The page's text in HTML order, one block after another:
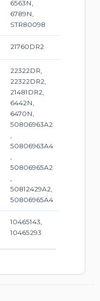
6563N,
6789N,
STR80098
21760DR2
22322DR,
22322DR2,
21481DR2,
6442N,
6470N,
50806963A2
,
50806963A4
,
50806965A2
,
50812429A2,
50806965A4
10465143,
10465293